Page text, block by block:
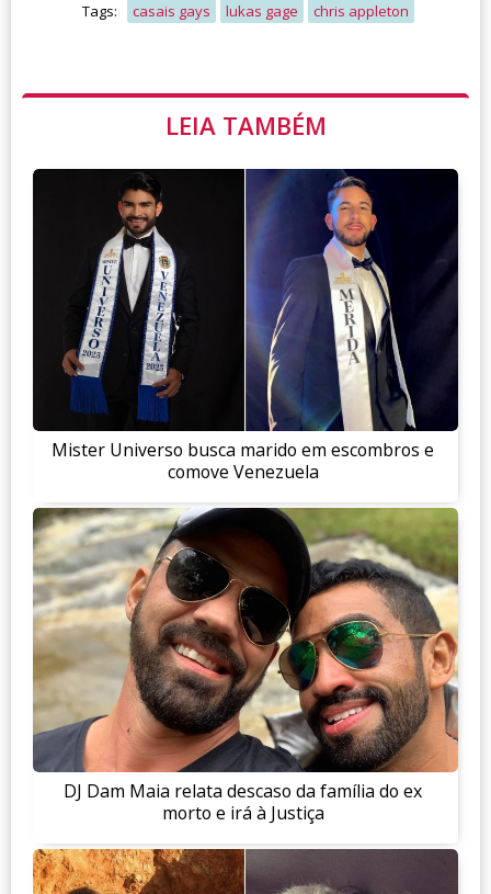
Tags: casais gays lukas gage chris appleton
LEIA TAMBÉM
Mister Universo busca marido em escombros e
comove Venezuela
DJ Dam Maia relata descaso da família do ex
morto e irá à Justiça